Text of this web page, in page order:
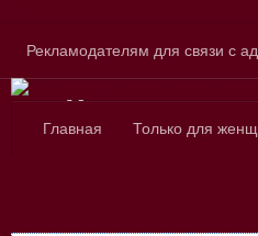
Рекламодателям для связи с
Сайт для
Главная Только для